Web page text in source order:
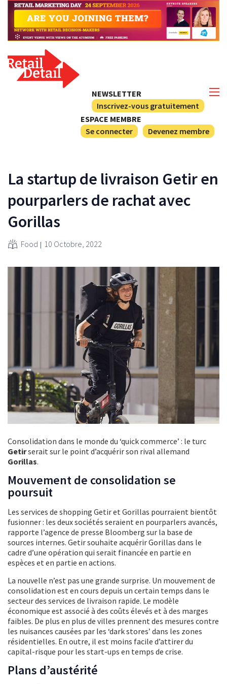
NEWSLETTER
Inscrivez-vous gratuitement
ESPACE MEMBRE
Se connecter
Devenez membre
La startup de livraison Getir en
pourparlers de rachat avec
Gorillas
Food 10 Octobre, 2022
Consolidation dans le monde du ‘quick commerce’ : le turc
Getirserait sur le point d’acquérir son rival allemand
Gorillas.
Mouvement de consolidation se
poursuit
Les services de shopping Getir et Gorillas pourraient bientôt
fusionner : les deux sociétés seraient en pourparlers avancés,
rapporte l’agence de presse Bloomberg sur la base de
sources internes. Getir souhaite acquérir Gorillas dans le
cadre d’une opération qui serait financée en partie en
espèces et en partie en actions.
La nouvelle n’est pas une grande surprise. Un mouvement de
consolidation est en cours depuis un certain temps dans le
secteur des services de livraison rapide. Le modèle
économique est associé à des coûts élevés et à des marges
faibles. De plus en plus de villes prennent des mesures contre
les nuisances causées par les ‘dark stores’ dans les zones
résidentielles. En outre, il est moins facile d’attirer du
capital-risque pour les start-ups en temps de crise.
Plans d’austérité